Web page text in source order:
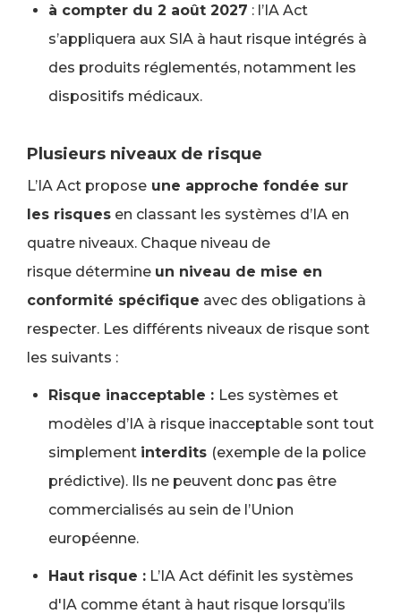
à compter du 2 août 2027 : l’IA Act
s’appliquera aux SIA à haut risque intégrés à
des produits réglementés, notamment les
dispositifs médicaux.
Plusieurs niveaux de risque
L’IA Act propose une approche fondée sur
les risques en classant les systèmes d’IA en
quatre niveaux. Chaque niveau de
risque détermine un niveau de mise en
conformité spécifique avec des obligations à
respecter. Les différents niveaux de risque sont
les suivants :
Risque inacceptable : Les systèmes et
modèles d’IA à risque inacceptable sont tout
simplement interdits (exemple de la police
prédictive). Ils ne peuvent donc pas être
commercialisés au sein de l’Union
européenne.
Haut risque : L’IA Act définit les systèmes
d'IA comme étant à haut risque lorsqu’ils